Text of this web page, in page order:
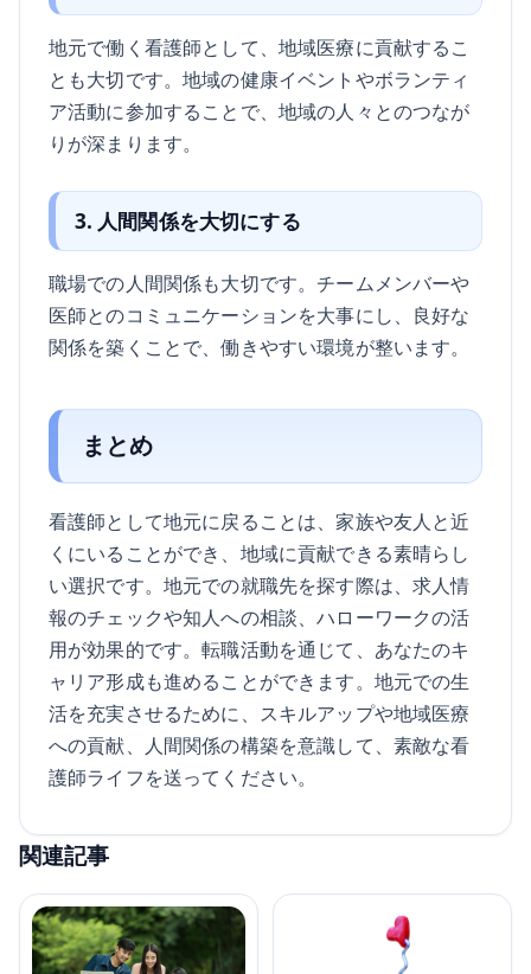
地元で働く看護師として、地域医療に貢献するこ
とも大切です。地域の健康イベントやボランティ
ア活動に参加することで、地域の人々とのつなが
りが深まります。
3. 人間関係を大切にする
職場での人間関係も大切です。チームメンバーや
医師とのコミュニケーションを大事にし、良好な
関係を築くことで、働きやすい環境が整います。
まとめ
看護師として地元に戻ることは、家族や友人と近
くにいることができ、地域に貢献できる素晴らし
い選択です。地元での就職先を探す際は、求人情
報のチェックや知人への相談、ハローワークの活
用が効果的です。転職活動を通じて、あなたのキ
ャリア形成も進めることができます。地元での生
活を充実させるために、スキルアップや地域医療
への貢献、人間関係の構築を意識して、素敵な看
護師ライフを送ってください。
関連記事